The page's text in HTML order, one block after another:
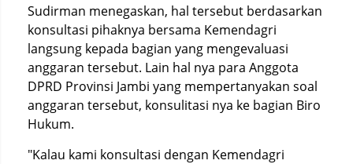
Sudirman menegaskan, hal tersebut berdasarkan
konsultasi pihaknya bersama Kemendagri
langsung kepada bagian yang mengevaluasi
anggaran tersebut. Lain hal nya para Anggota
DPRD Provinsi Jambi yang mempertanyakan soal
anggaran tersebut, konsulitasi nya ke bagian Biro
Hukum.
"Kalau kami konsultasi dengan Kemendagri